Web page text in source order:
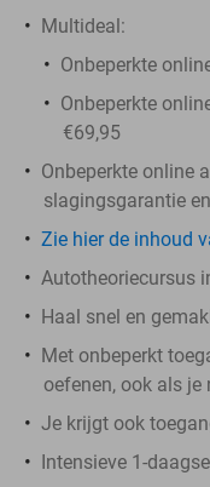
Multideal:
Onbeperkte
Onbeperkte
€69,95
Onbeperkte online
slagingsgarantie
Zie hier de inhoud
Autotheoriecursus
Haal snel en
Met onbeperkt
oefenen, ook als je
Je krijgt ook
Intensieve 1-